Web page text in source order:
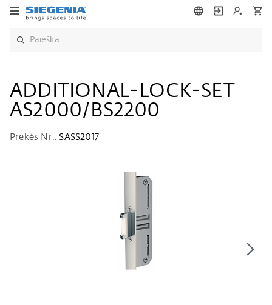
ADDITIONAL-LOCK-SET
AS2000/BS2200
Prekės Nr.: SASS2017